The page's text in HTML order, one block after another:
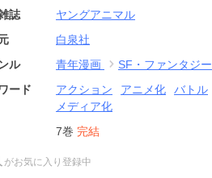
誌
ヤングアニマル
白泉社
ル
青年漫画
SF・ファンタジー
ード
アクション アニメ化 バトル
メディア化
7巻 完結
がお気に入り登録中